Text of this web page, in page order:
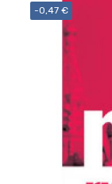
-0,47 €